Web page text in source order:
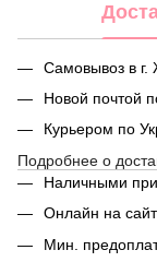
Самовывоз в г.
Новой почтой
Курьером по
Подробнее о
Наличными при
Онлайн на
Мин.